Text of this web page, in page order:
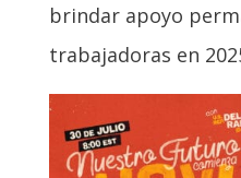
brindar apoyo
trabajadoras en